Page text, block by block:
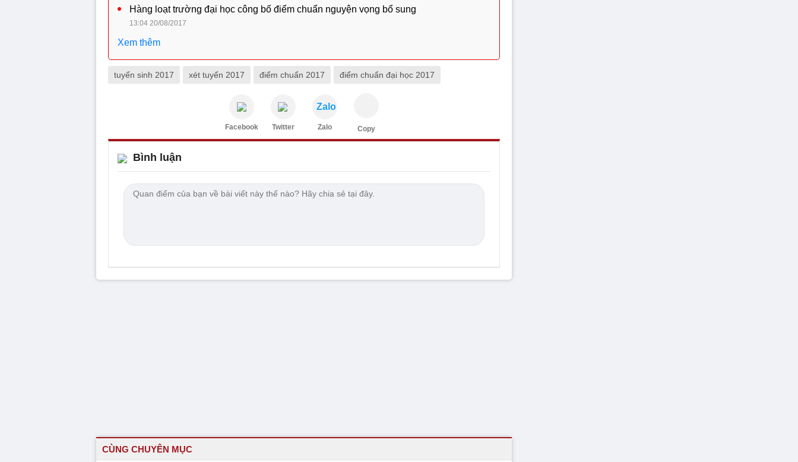
Hàng loạt trường đại học công bố điểm chuẩn nguyện vọng bổ sung
13:04 20/08/2017
Xem thêm
tuyển sinh 2017 xét tuyển 2017 điểm chuẩn 2017 điểm chuẩn đại học 2017
Facebook Twitter
Zalo
Zalo Copy
Bình luận
CÙNG CHUYÊN MỤC